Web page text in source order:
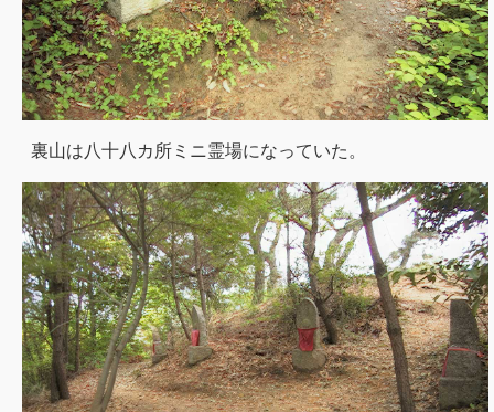
裏山は八十八カ所ミニ霊場になっていた。